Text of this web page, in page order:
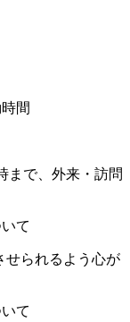
間
まで、外来・訪問
て
せられるよう心が
て